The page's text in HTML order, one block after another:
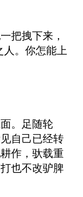
把拽下来，
人。你怎能上
。足随轮
自己已经转
作，驮载重
也不改驴脾